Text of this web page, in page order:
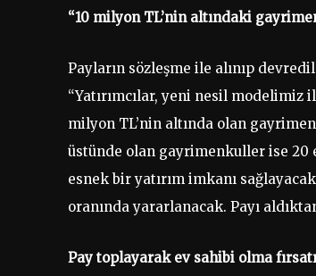
“10 milyon TL’nin altındaki
Payların sözleşme ile alınıp
“Yatırımcılar, yeni nesil modelimiz
milyon TL’nin altında olan
üstünde olan gayrimenkuller ise 20
esnek bir yatırım imkanı
oranında yararlanacak. Payı
Pay toplayarak ev sahibi olma